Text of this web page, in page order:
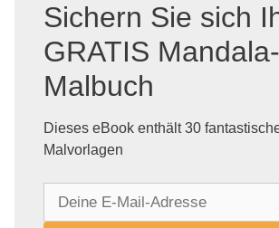
Sichern Sie sich
GRATIS Mandala-
Malbuch
Dieses eBook enthält 30
Malvorlagen